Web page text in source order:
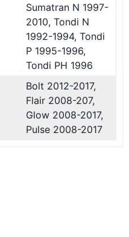
Sumatran N 1997-
2010, Tondi N
1992-1994, Tondi
P 1995-1996,
Tondi PH 1996
Bolt 2012-2017,
Flair 2008-207,
Glow 2008-2017,
Pulse 2008-2017